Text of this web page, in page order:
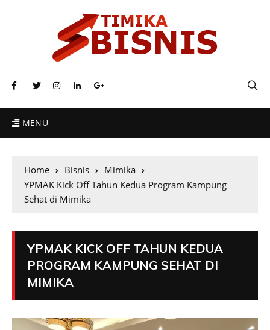
MENU
Home Bisnis
Mimika
YPMAK Kick Off Tahun Kedua Program Kampung
Sehat di Mimika
YPMAK KICK OFF TAHUN KEDUA
PROGRAM KAMPUNG SEHAT DI
MIMIKA